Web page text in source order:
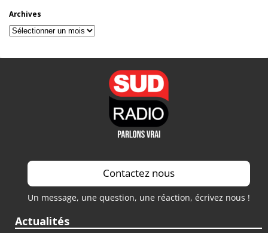
Archives
Archives
Contactez nous
Un message, une question, une réaction, écrivez nous !
Actualités